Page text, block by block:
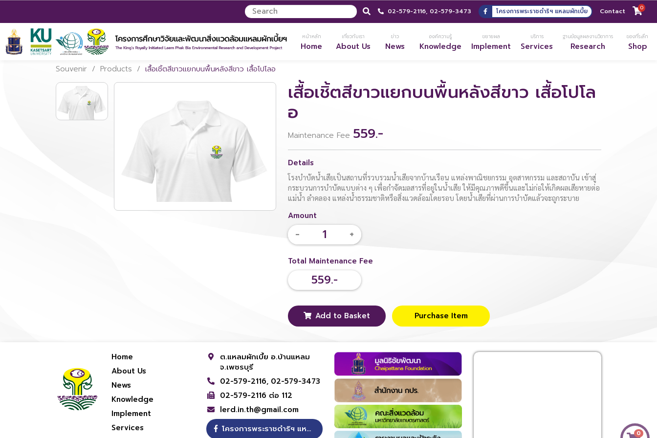
02-579-2116, 02-579-3473 โครงการพระราชดำริฯ แหลมผักเบี้ย Contact 0
หน้าหลัก
Home
เกี่ยวกับเรา
About Us
ข่าว
News
องค์ความรู้
Knowledge
ขยายผล
Implement
บริการ
Services
ฐานข้อมูลผลงานวิชาการ
Research
ของที่ระลึก
Shop
Souvenir / Products / เสื้อเชิ้ตสีขาวแยกบนพื้นหลังสีขาว เสื้อโปโลอ
เสื้อเชิ้ตสีขาวแยกบนพื้นหลังสีขาว เสื้อโปโล
อ
Maintenance Fee 559.-
Details
โรงบำบัดน้ำเสียเป็นสถานที่รวบรวมน้ำเสียจากบ้านเรือน แหล่งพาณิชยกรรม อุตสาหกรรม และสถาบัน เข้าสู่
กระบวนการบำบัดแบบต่าง ๆ เพื่อกำจัดมลสารที่อยู่ในน้ำเสีย ให้มีคุณภาพดีขึ้นและไม่ก่อให้เกิดผลเสียหายต่อ
แม่น้ำ ลำคลอง แหล่งน้ำธรรมชาติหรือสิ่งแวดล้อมโดยรอบ โดยน้ำเสียที่ผ่านการบำบัดแล้วจะถูกระบาย
Amount
- +
Total Maintenance Fee
559.-
Add to Basket Purchase Item
0
Home
About Us
News
Knowledge
Implement
Services
ต.แหลมผักเบี้ย อ.บ้านแหลม
จ.เพชรบุรี
02-579-2116, 02-579-3473
02-579-2116 ต่อ 112
lerd.in.th@gmail.com
โครงการพระราชดำริฯ แหลมผักเบี้ย